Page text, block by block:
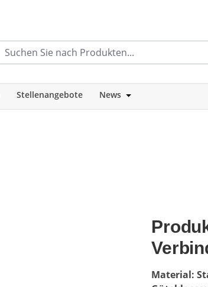
Stellenangebote News Öffne oder
Material: